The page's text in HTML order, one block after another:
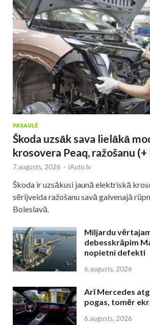
PASAULĒ
Škoda uzsāk sava lielākā
krosovera Peaq, ražošanu (+
7.augusts, 2026 - iAuto.lv
Škoda ir uzsākusi jaunā elektriskā
sērijveida ražošanu savā galvenajā
Boleslavā.
Miljardu
debesskrāpim
nopietni defekti
6.augusts, 2026
Arī Mercedes
pogas, tomēr
6.augusts, 2026